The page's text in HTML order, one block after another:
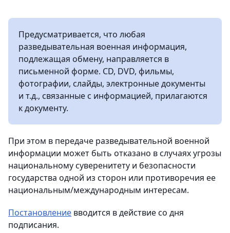
Предусматривается, что любая
разведывательная военная информация,
подлежащая обмену, направляется в
письменной форме. CD, DVD, фильмы,
фотографии, слайды, электронные документы
и т.д., связанные с информацией, прилагаются
к документу.
При этом в передаче разведывательной военной
информации может быть отказано в случаях угрозы
национальному суверенитету и безопасности
государства одной из сторон или противоречия ее
национальным/международным интересам.
Постановление вводится в действие со дня
подписания.